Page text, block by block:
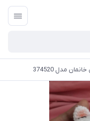
مدل 374520